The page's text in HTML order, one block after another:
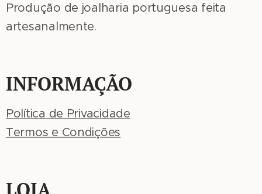
Produção de joalharia portuguesa feita
artesanalmente.
INFORMAÇÃO
Política de Privacidade
Termos e Condições